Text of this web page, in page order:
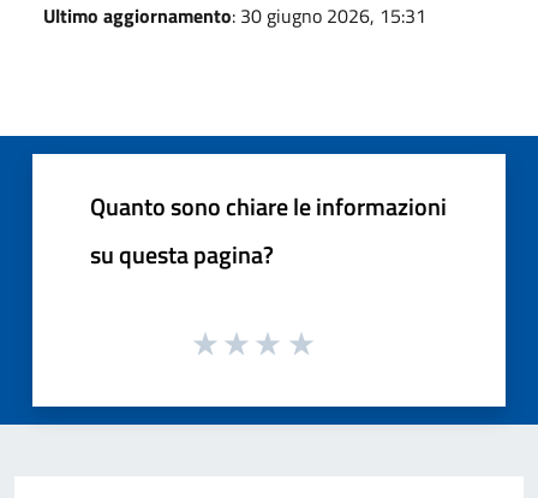
Ultimo aggiornamento: 30 giugno 2026, 15:31
Quanto sono chiare le informazioni
su questa pagina?